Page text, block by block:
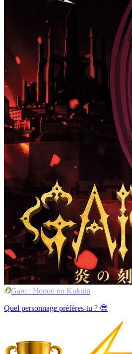
Garo : Honoo no Kokuin
Quel personnage préfères-tu ? 😎